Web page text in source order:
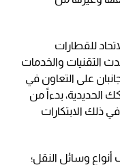
للقطارات
التقنيات والخدمات
على التعاون في
الحديدية، بدءاً من
ذلك الابتكارات
وسائل النقل؛